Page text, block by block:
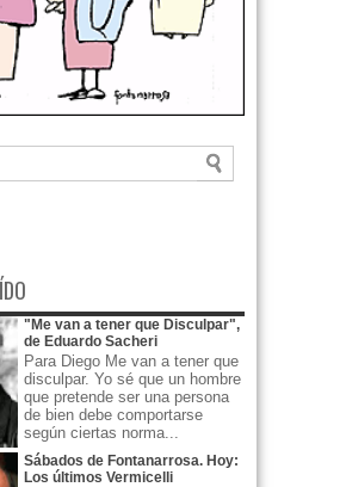
"Me van a tener que Disculpar",
de Eduardo Sacheri
Para Diego Me van a tener que
disculpar. Yo sé que un hombre
que pretende ser una persona
de bien debe comportarse
según ciertas norma...
Sábados de Fontanarrosa. Hoy:
Los últimos Vermicelli